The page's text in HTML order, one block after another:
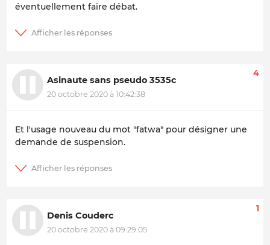
éventuellement faire débat.
Asinaute sans pseudo 3535c
20 octobre 2020 à 10:42:38
4
Et l'usage nouveau du mot "fatwa" pour désigner une
demande de suspension.
Denis Couderc
20 octobre 2020 à 09:29:05
1